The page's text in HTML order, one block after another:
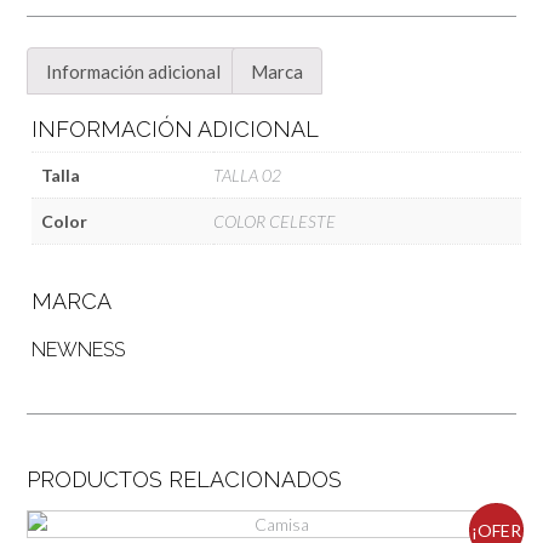
Información adicional Marca
INFORMACIÓN ADICIONAL
Talla TALLA 02
Color COLOR CELESTE
MARCA
NEWNESS
PRODUCTOS RELACIONADOS
¡OFER